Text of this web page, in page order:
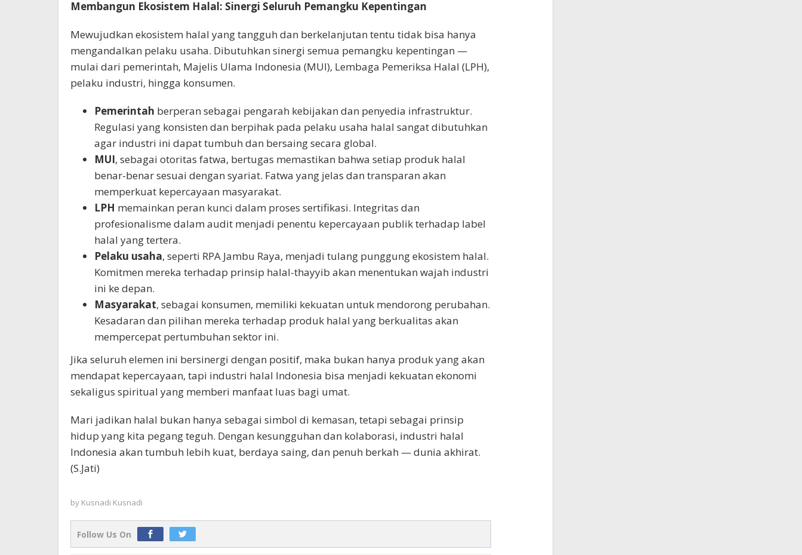
Membangun Ekosistem Halal: Sinergi Seluruh Pemangku Kepentingan
Mewujudkan ekosistem halal yang tangguh dan berkelanjutan tentu tidak bisa hanya
mengandalkan pelaku usaha. Dibutuhkan sinergi semua pemangku kepentingan —
mulai dari pemerintah, Majelis Ulama Indonesia (MUI), Lembaga Pemeriksa Halal (LPH),
pelaku industri, hingga konsumen.
Pemerintah berperan sebagai pengarah kebijakan dan penyedia infrastruktur.
Regulasi yang konsisten dan berpihak pada pelaku usaha halal sangat dibutuhkan
agar industri ini dapat tumbuh dan bersaing secara global.
MUI, sebagai otoritas fatwa, bertugas memastikan bahwa setiap produk halal
benar-benar sesuai dengan syariat. Fatwa yang jelas dan transparan akan
memperkuat kepercayaan masyarakat.
LPH memainkan peran kunci dalam proses sertifikasi. Integritas dan
profesionalisme dalam audit menjadi penentu kepercayaan publik terhadap label
halal yang tertera.
Pelaku usaha, seperti RPA Jambu Raya, menjadi tulang punggung ekosistem halal.
Komitmen mereka terhadap prinsip halal-thayyib akan menentukan wajah industri
ini ke depan.
Masyarakat, sebagai konsumen, memiliki kekuatan untuk mendorong perubahan.
Kesadaran dan pilihan mereka terhadap produk halal yang berkualitas akan
mempercepat pertumbuhan sektor ini.
Jika seluruh elemen ini bersinergi dengan positif, maka bukan hanya produk yang akan
mendapat kepercayaan, tapi industri halal Indonesia bisa menjadi kekuatan ekonomi
sekaligus spiritual yang memberi manfaat luas bagi umat.
Mari jadikan halal bukan hanya sebagai simbol di kemasan, tetapi sebagai prinsip
hidup yang kita pegang teguh. Dengan kesungguhan dan kolaborasi, industri halal
Indonesia akan tumbuh lebih kuat, berdaya saing, dan penuh berkah — dunia akhirat.
(S.Jati)
by Kusnadi Kusnadi
Follow Us On